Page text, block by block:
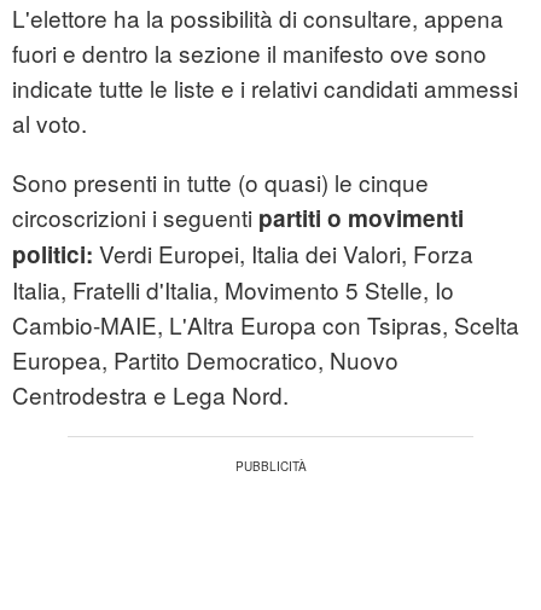
L'elettore ha la possibilità di consultare, appena
fuori e dentro la sezione il manifesto ove sono
indicate tutte le liste e i relativi candidati ammessi
al voto.
Sono presenti in tutte (o quasi) le cinque
circoscrizioni i seguenti partiti o movimenti
politici: Verdi Europei, Italia dei Valori, Forza
Italia, Fratelli d'Italia, Movimento 5 Stelle, Io
Cambio-MAIE, L'Altra Europa con Tsipras, Scelta
Europea, Partito Democratico, Nuovo
Centrodestra e Lega Nord.